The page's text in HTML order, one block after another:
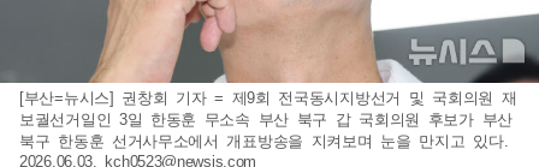
[부산=뉴시스] 권창회 기자 = 제9회 전국동시지방선거 및 국회의원 재
보궐선거일인 3일 한동훈 무소속 부산 북구 갑 국회의원 후보가 부산
북구 한동훈 선거사무소에서 개표방송을 지켜보며 눈을 만지고 있다.
2026.06.03. kch0523@newsis.com